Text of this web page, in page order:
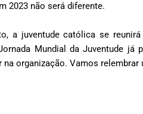
2023 não será diferente.
a juventude católica se
Mundial da Juventude
na organização. Vamos